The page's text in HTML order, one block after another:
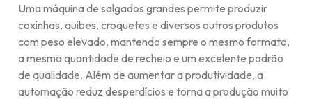
Uma máquina de salgados grandes permite produzir
coxinhas, quibes, croquetes e diversos outros produtos
com peso elevado, mantendo sempre o mesmo formato,
a mesma quantidade de recheio e um excelente padrão
de qualidade. Além de aumentar a produtividade, a
automação reduz desperdícios e torna a produção muito